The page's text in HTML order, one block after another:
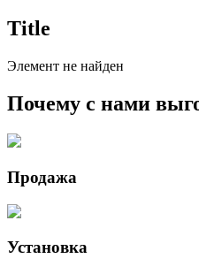
Title
Элемент не найден
Почему с нами
Продажа
Установка